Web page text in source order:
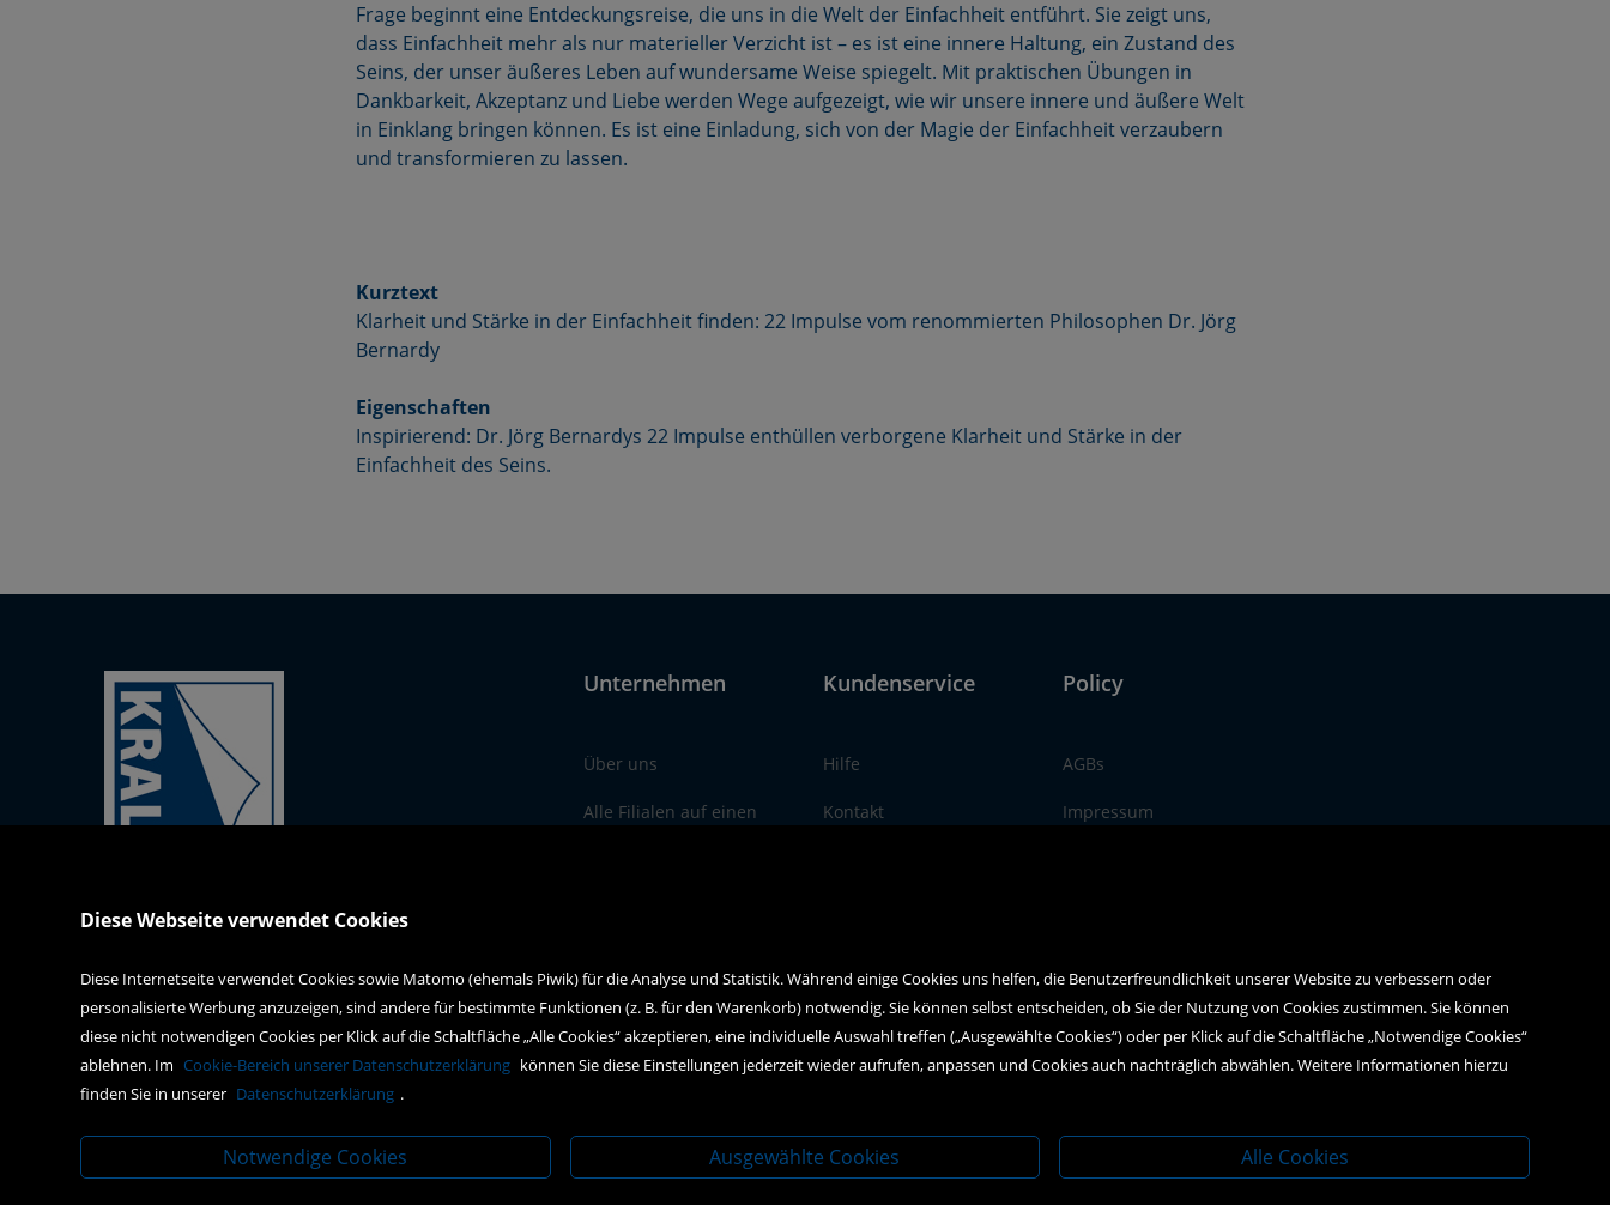
Frage beginnt eine Entdeckungsreise, die uns in die Welt der Einfachheit entführt. Sie zeigt uns,
dass Einfachheit mehr als nur materieller Verzicht ist – es ist eine innere Haltung, ein Zustand des
Seins, der unser äußeres Leben auf wundersame Weise spiegelt. Mit praktischen Übungen in
Dankbarkeit, Akzeptanz und Liebe werden Wege aufgezeigt, wie wir unsere innere und äußere Welt
in Einklang bringen können. Es ist eine Einladung, sich von der Magie der Einfachheit verzaubern
und transformieren zu lassen.
Kurztext
Klarheit und Stärke in der Einfachheit finden: 22 Impulse vom renommierten Philosophen Dr. Jörg
Bernardy
Eigenschaften
Inspirierend: Dr. Jörg Bernardys 22 Impulse enthüllen verborgene Klarheit und Stärke in der
Einfachheit des Seins.
Gabrielerstrasse 171
webshop@kral-buch.at
+43 2236 47834
Unternehmen
Über uns
Alle Filialen auf einen
Kundenservice
Hilfe
Kontakt
Policy
AGBs
Impressum
Diese Webseite verwendet Cookies
Diese Internetseite verwendet Cookies sowie Matomo (ehemals Piwik) für die Analyse und Statistik. Während einige Cookies uns helfen, die Benutzerfreundlichkeit unserer Website zu verbessern oder
personalisierte Werbung anzuzeigen, sind andere für bestimmte Funktionen (z. B. für den Warenkorb) notwendig. Sie können selbst entscheiden, ob Sie der Nutzung von Cookies zustimmen. Sie können
diese nicht notwendigen Cookies per Klick auf die Schaltfläche „Alle Cookies“ akzeptieren, eine individuelle Auswahl treffen („Ausgewählte Cookies“) oder per Klick auf die Schaltfläche „Notwendige Cookies“
ablehnen. Im Cookie-Bereich unserer Datenschutzerklärung können Sie diese Einstellungen jederzeit wieder aufrufen, anpassen und Cookies auch nachträglich abwählen. Weitere Informationen hierzu
finden Sie in unserer Datenschutzerklärung .
Notwendige Cookies Ausgewählte Cookies Alle Cookies